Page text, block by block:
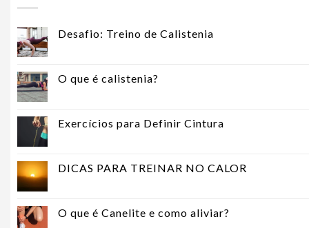
Desafio: Treino de Calistenia
O que é calistenia?
Exercícios para Definir Cintura
DICAS PARA TREINAR NO CALOR
O que é Canelite e como aliviar?